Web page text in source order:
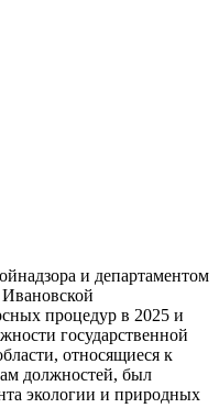
и департаментом
Ивановской
процедур в 2025 и
государственной
относящиеся к
должностей, был
экологии и природных